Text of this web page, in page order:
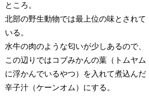
ところ。
北部の野生動物では最上位の味とされて
いる。
水牛の肉のような匂いが少しあるので、
この辺りではコブみかんの葉（トムヤム
に浮かんでいるやつ）を入れて煮込んだ
辛子汁（ケーンオム）にする。